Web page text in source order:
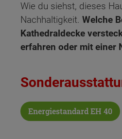
Wie du siehst, dieses
Nachhaltigkeit. Welche
Kathedraldecke
erfahren oder mit einer
Energiestandard EH 40